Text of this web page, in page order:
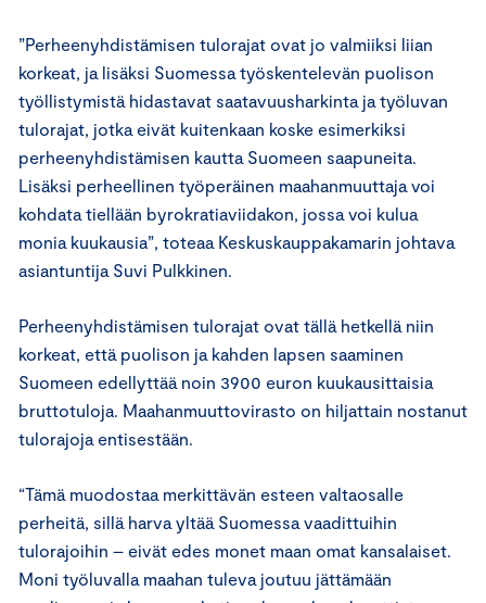
”Perheenyhdistämisen tulorajat ovat jo valmiiksi liian
korkeat, ja lisäksi Suomessa työskentelevän puolison
työllistymistä hidastavat saatavuusharkinta ja työluvan
tulorajat, jotka eivät kuitenkaan koske esimerkiksi
perheenyhdistämisen kautta Suomeen saapuneita.
Lisäksi perheellinen työperäinen maahanmuuttaja voi
kohdata tiellään byrokratiaviidakon, jossa voi kulua
monia kuukausia”, toteaa Keskuskauppakamarin johtava
asiantuntija Suvi Pulkkinen.
Perheenyhdistämisen tulorajat ovat tällä hetkellä niin
korkeat, että puolison ja kahden lapsen saaminen
Suomeen edellyttää noin 3900 euron kuukausittaisia
bruttotuloja. Maahanmuuttovirasto on hiljattain nostanut
tulorajoja entisestään.
“Tämä muodostaa merkittävän esteen valtaosalle
perheitä, sillä harva yltää Suomessa vaadittuihin
tulorajoihin – eivät edes monet maan omat kansalaiset.
Moni työluvalla maahan tuleva joutuu jättämään